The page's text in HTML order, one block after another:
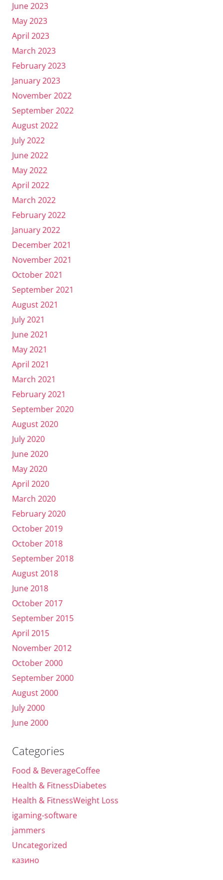
June 2023
May 2023
April 2023
March 2023
February 2023
January 2023
November 2022
September 2022
August 2022
July 2022
June 2022
May 2022
April 2022
March 2022
February 2022
January 2022
December 2021
November 2021
October 2021
September 2021
August 2021
July 2021
June 2021
May 2021
April 2021
March 2021
February 2021
September 2020
August 2020
July 2020
June 2020
May 2020
April 2020
March 2020
February 2020
October 2019
October 2018
September 2018
August 2018
June 2018
October 2017
September 2015
April 2015
November 2012
October 2000
September 2000
August 2000
July 2000
June 2000
Categories
Food & BeverageCoffee
Health & FitnessDiabetes
Health & FitnessWeight Loss
igaming-software
jammers
Uncategorized
казино